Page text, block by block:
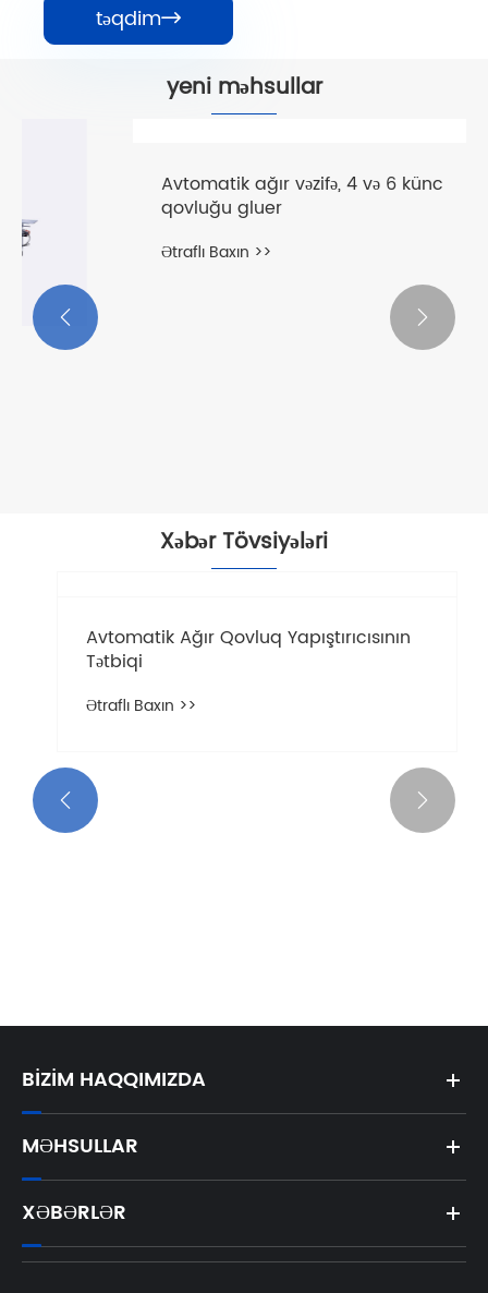
təqdim
yeni məhsullar
 
Xəbər Tövsiyələri
 
BIZIM HAQQIMIZDA
MƏHSULLAR
XƏBƏRLƏR